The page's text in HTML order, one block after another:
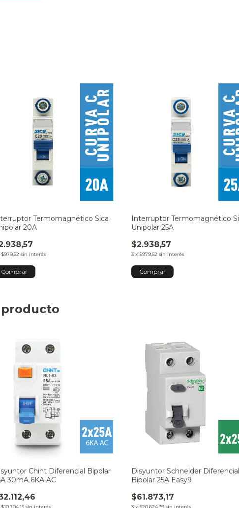
Termomagnético Sica
20A
$979,52 sin interés
Interruptor Termomagnético
Unipolar 25A
$2.938,57
3 x $979,52 sin interés
Chint Diferencial Bipolar
30mA 6KA AC
Disyuntor Schneider Diferencial
Bipolar 25A Easy9
$61.873,17